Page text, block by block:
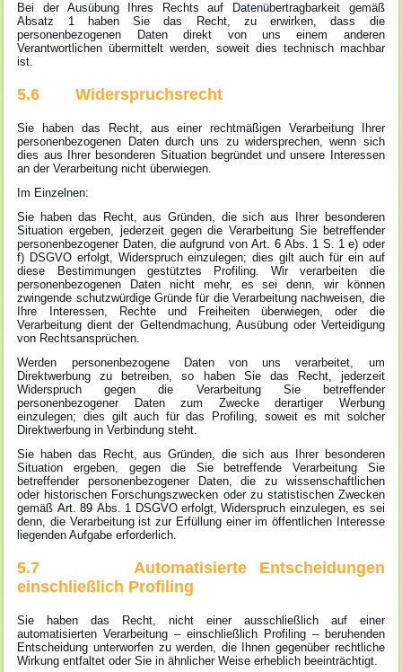
Bei der Ausübung Ihres Rechts auf Datenübertragbarkeit gemäß
Absatz 1 haben Sie das Recht, zu erwirken, dass die
personenbezogenen Daten direkt von uns einem anderen
Verantwortlichen übermittelt werden, soweit dies technisch machbar
ist.
5.6 Widerspruchsrecht
Sie haben das Recht, aus einer rechtmäßigen Verarbeitung Ihrer
personenbezogenen Daten durch uns zu widersprechen, wenn sich
dies aus Ihrer besonderen Situation begründet und unsere Interessen
an der Verarbeitung nicht überwiegen.
Im Einzelnen:
Sie haben das Recht, aus Gründen, die sich aus Ihrer besonderen
Situation ergeben, jederzeit gegen die Verarbeitung Sie betreffender
personenbezogener Daten, die aufgrund vonArt. 6Abs. 1 S. 1 e) oder
f) DSGVO erfolgt, Widerspruch einzulegen; dies gilt auch für ein auf
diese Bestimmungen gestütztes Profiling. Wir verarbeiten die
personenbezogenen Daten nicht mehr, es sei denn, wir können
zwingende schutzwürdige Gründe für die Verarbeitung nachweisen, die
Ihre Interessen, Rechte und Freiheiten überwiegen, oder die
Verarbeitung dient der Geltendmachung, Ausübung oder Verteidigung
von Rechtsansprüchen.
Werden personenbezogene Daten von uns verarbeitet, um
Direktwerbung zu betreiben, so haben Sie das Recht, jederzeit
Widerspruch gegen die Verarbeitung Sie betreffender
personenbezogener Daten zum Zwecke derartiger Werbung
einzulegen; dies gilt auch für das Profiling, soweit es mit solcher
Direktwerbung in Verbindung steht.
Sie haben das Recht, aus Gründen, die sich aus Ihrer besonderen
Situation ergeben, gegen die Sie betreffende Verarbeitung Sie
betreffender personenbezogener Daten, die zu wissenschaftlichen
oder historischen Forschungszwecken oder zu statistischen Zwecken
gemäß Art. 89 Abs. 1 DSGVO erfolgt, Widerspruch einzulegen, es sei
denn, die Verarbeitung ist zur Erfüllung einer im öffentlichen Interesse
liegenden Aufgabe erforderlich.
5.7 Automatisierte Entscheidungen
einschließlich Profiling
Sie haben das Recht, nicht einer ausschließlich auf einer
automatisierten Verarbeitung – einschließlich Profiling – beruhenden
Entscheidung unterworfen zu werden, die Ihnen gegenüber rechtliche
Wirkung entfaltet oder Sie in ähnlicher Weise erheblich beeinträchtigt.